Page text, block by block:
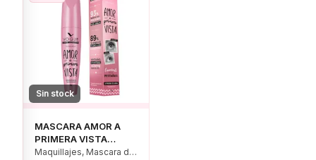
Sin stock
MASCARA AMOR A
PRIMERA VISTA
VOGUE
Maquillajes, Mascara de